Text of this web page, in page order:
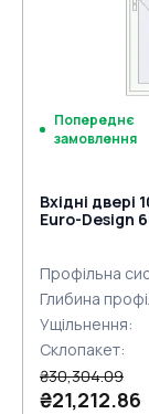
Попереднє
замовлення
Вхідні двері
Euro-Design
Профільна
Глибина
Ущільнення:
Склопакет:
₴30,304.09
₴21,212.86